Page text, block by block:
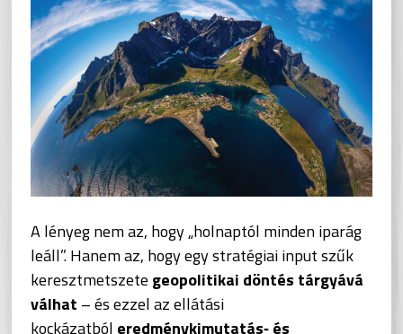
A lényeg nem az, hogy „holnaptól minden iparág
leáll”. Hanem az, hogy egy stratégiai input szűk
keresztmetszete geopolitikai döntés tárgyává
válhat – és ezzel az ellátási
kockázatból eredménykimutatás‑ és